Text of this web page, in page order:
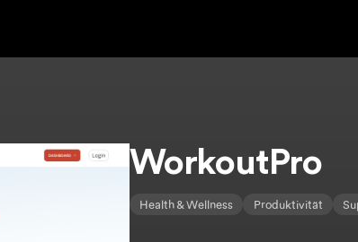
WorkoutPro
Health & Wellness Produktivität